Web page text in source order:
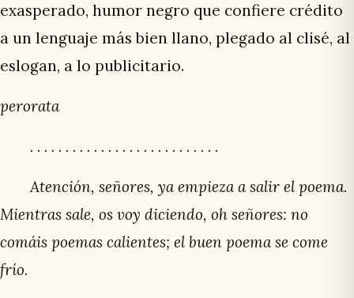
exasperado, humor negro que confiere crédito
a un lenguaje más bien llano, plegado al clisé, al
eslogan, a lo publicitario.
perorata
. . . . . . . . . . . . . . . . . . . . . . . . . . .
Atención, señores, ya empieza a salir el poema.
Mientras sale, os voy diciendo, oh señores: no
comáis poemas calientes; el buen poema se come
frío.